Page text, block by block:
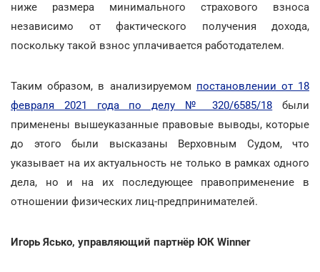
ниже размера минимального страхового взноса
независимо от фактического получения дохода,
поскольку такой взнос уплачивается работодателем.
Таким образом, в анализируемом постановлении от 18
февраля 2021 года по делу № 320/6585/18 были
применены вышеуказанные правовые выводы, которые
до этого были высказаны Верховным Судом, что
указывает на их актуальность не только в рамках одного
дела, но и на их последующее правоприменение в
отношении физических лиц-предпринимателей.
Игорь Ясько, управляющий партнёр ЮК Winner